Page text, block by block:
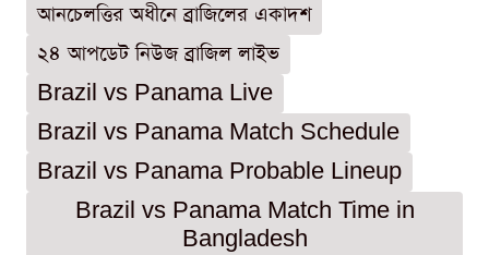
আনচেলত্তির অধীনে ব্রাজিলের একাদশ
২৪ আপডেট নিউজ ব্রাজিল লাইভ
Brazil vs Panama Live
Brazil vs Panama Match Schedule
Brazil vs Panama Probable Lineup
Brazil vs Panama Match Time in
Bangladesh